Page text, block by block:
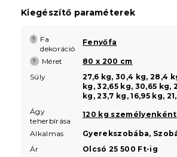
Kiegészítő paraméterek
?
Fa
dekoráció
Fenyőfa
? Méret
80 x 200 cm
Súly
27,6 kg, 30,4 kg, 28,4
kg, 32,65 kg, 30,65 kg,
kg, 23,7 kg, 16,95 kg,
Ágy
teherbírása
120 kg személyenként
Alkalmas
Gyerekszobába,
Ár
Olcsó 25 500 Ft-ig